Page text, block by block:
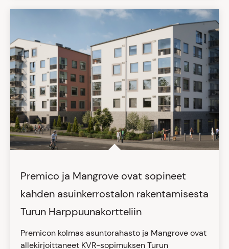
Premico ja Mangrove ovat sopineet
kahden asuinkerrostalon rakentamisesta
Turun Harppuunakortteliin
Premicon kolmas asuntorahasto ja Mangrove ovat
allekirjoittaneet KVR-sopimuksen Turun